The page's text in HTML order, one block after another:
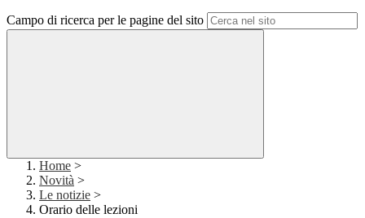
Campo di ricerca per le pagine del sito
Home >
Novità >
Le notizie >
Orario delle lezioni